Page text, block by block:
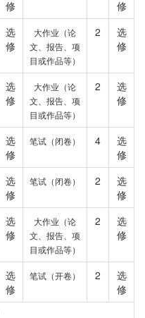
修
修
选
修
大作业（论
文、报告、项
目或作品等）
2
选
修
选
修
大作业（论
文、报告、项
目或作品等）
2
选
修
选
修
笔试（闭卷） 4
选
修
选
修
笔试（闭卷） 2
选
修
选
修
大作业（论
文、报告、项
目或作品等）
2
选
修
选
修
笔试（开卷） 2
选
修